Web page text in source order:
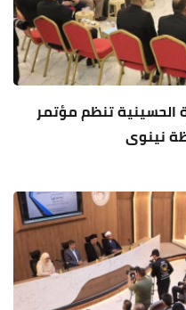
الحسينية تنظم مؤتمر
نينوى